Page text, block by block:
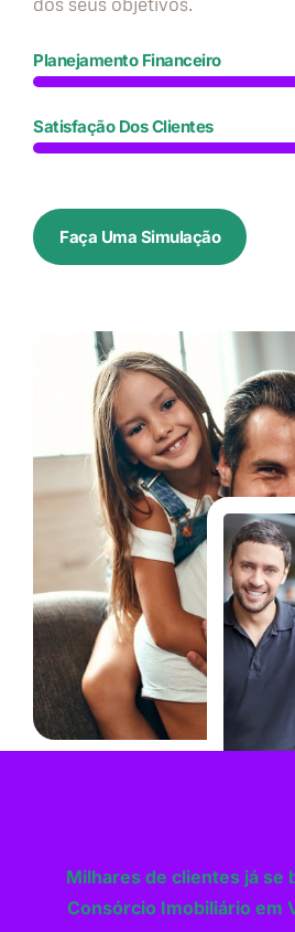
Planejamento Financeiro
Satisfação Dos Clientes
Faça Uma Simulação
Milhares de clientes já se
Consórcio Imobiliário em